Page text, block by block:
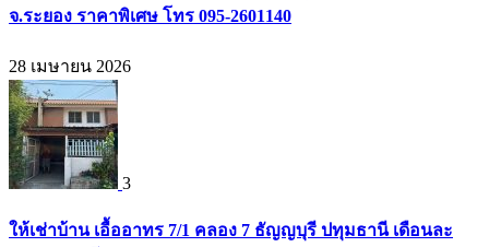
จ.ระยอง ราคาพิเศษ โทร 095-2601140
28 เมษายน 2026
3
ให้เช่าบ้าน เอื้ออาทร 7/1 คลอง 7 ธัญญบุรี ปทุมธานี เดือนละ